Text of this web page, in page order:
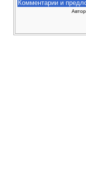
Комментарии и